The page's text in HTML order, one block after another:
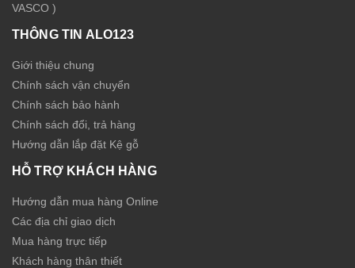
VASCO )
THÔNG TIN ALO123
Giới thiệu chung
Chính sách vận chuyển
Chính sách bảo hành
Chính sách đổi, trả hàng
Hướng dẫn lắp đặt Kệ gỗ
HỖ TRỢ KHÁCH HÀNG
Hướng dẫn mua hàng Online
Các địa chỉ giao dịch
Mua hàng trực tiếp
Khách hàng thân thiết